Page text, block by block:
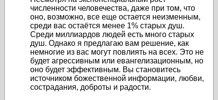
численности человечества, даже при том, что
оно, возможно, все еще остается неизменным,
среди вас остаётся менее 1% старых душ.
Среди миллиардов людей есть много старых
душ. Однако я предлагаю вам решение, как
немногие из вас могут повлиять на всех. Это не
будет агрессивным или евангелизационным, но
оно будет эффективным. Вы становитесь
источником божественной информации, любви,
сострадания, доброты и радости.